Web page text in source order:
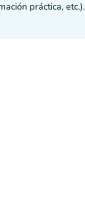
práctica, etc.).